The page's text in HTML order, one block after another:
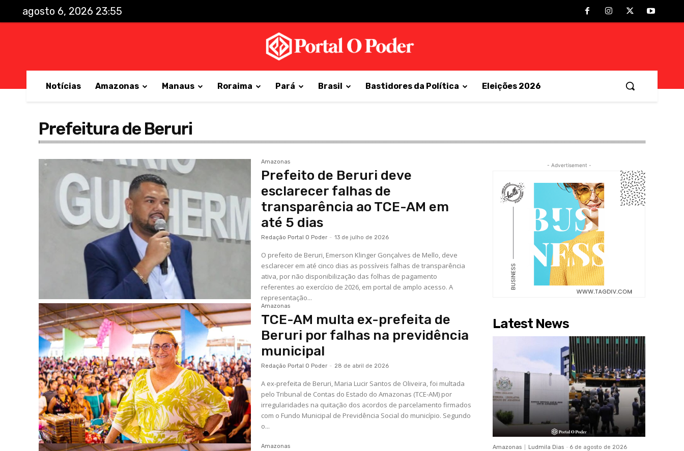
agosto 6, 2026 23:55
Notícias Amazonas Manaus Roraima Pará Brasil Bastidores da Política Eleições 2026
Prefeitura de Beruri
Amazonas
Prefeito de Beruri deve
esclarecer falhas de
transparência ao TCE-AM em
até 5 dias
Redação Portal O Poder - 13 de julho de 2026
O prefeito de Beruri, Emerson Klinger Gonçalves de Mello, deve
esclarecer em até cinco dias as possíveis falhas de transparência
ativa, por não disponibilização das folhas de pagamento
referentes ao exercício de 2026, em portal de amplo acesso. A
representação...
Amazonas
TCE-AM multa ex-prefeita de
Beruri por falhas na previdência
municipal
Redação Portal O Poder - 28 de abril de 2026
A ex-prefeita de Beruri, Maria Lucir Santos de Oliveira, foi multada
pelo Tribunal de Contas do Estado do Amazonas (TCE-AM) por
irregularidades na quitação dos acordos de parcelamento firmados
com o Fundo Municipal de Previdência Social do município. Segundo
o...
Amazonas
- Advertisement -
Latest News
Amazonas Ludmila Dias - 6 de agosto de 2026